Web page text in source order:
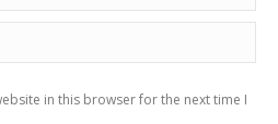
in this browser for the next time I